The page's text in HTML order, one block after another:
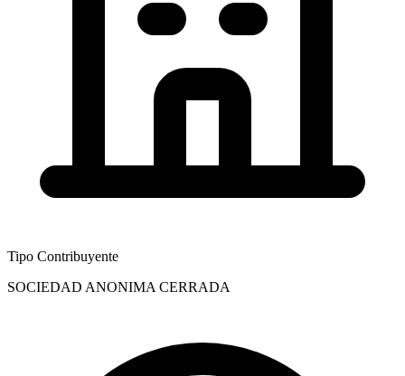
Tipo Contribuyente
SOCIEDAD ANONIMA CERRADA